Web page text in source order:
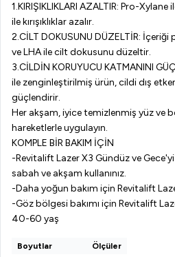
1.KIRIŞIKLIKLARI AZALTIR: Pro-
ile kırışıklıklar azalır.
2.CİLT DOKUSUNU DÜZELTİR:
ve LHA ile cilt dokusunu düzeltir.
3.CİLDİN KORUYUCU KATMANINI
ile zenginleştirilmiş ürün, cildi dış
güçlendirir.
Her akşam, iyice temizlenmiş yüz ve
hareketlerle uygulayın.
KOMPLE BİR BAKIM İÇİN
-Revitalift Lazer X3 Gündüz ve
sabah ve akşam kullanınız.
-Daha yoğun bakım için Revitalift
-Göz bölgesi bakımı için Revitalift
40-60 yaş
Boyutlar
Ölçüler